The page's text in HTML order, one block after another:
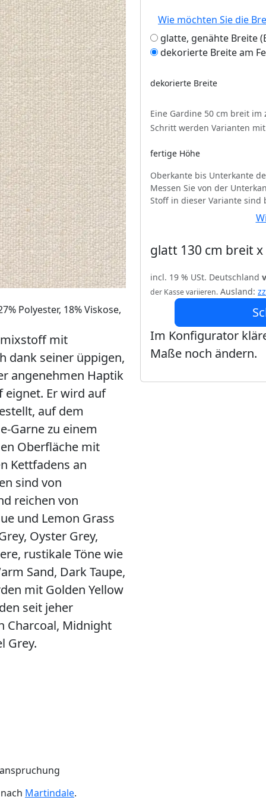
Polyester, 18% Viskose,
mit
dank seiner üppigen,
angenehmen Haptik
eignet. Er wird auf
auf dem
Garne zu einem
Oberfläche mit
Kettfadens an
sind von
reichen von
und Lemon Grass
Oyster Grey,
rustikale Töne wie
Sand, Dark Taupe,
mit Golden Yellow
seit jeher
Charcoal, Midnight
Grey.
Martindale.
Wie möchten Sie die
glatte, genähte Breite
dekorierte Breite am
dekorierte Breite
Eine Gardine 50 cm breit
Schritt werden Varianten
fertige Höhe
Oberkante bis Unterkante
Messen Sie von der
Stoff in dieser Variante sind
glatt 130 cm breit
incl. 19 % USt. Deutschland
der Kasse variieren. Ausland:
Im Konfigurator
Maße noch ändern.